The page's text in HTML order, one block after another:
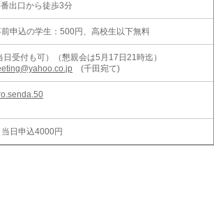
出口から徒歩3分
申込の学生：500円、高校生以下無料
受付も可）（懇親会は5月17日21時迄）
(千田宛て)
日申込4000円